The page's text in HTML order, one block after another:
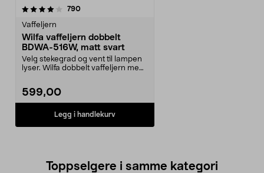
790anmeldelser
Vaffeljern
Wilfa vaffeljern dobbelt
BDWA-516W, matt svart
Velg stekegrad og vent til lampen
lyser. Wilfa dobbelt vaffeljern med
599,00
Legg i handlekurv
Toppselgere i samme kategori